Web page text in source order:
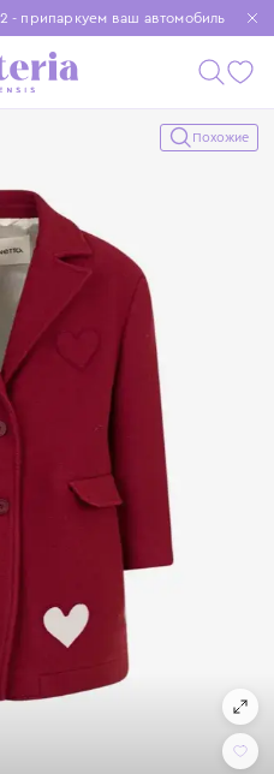
- припаркуем ваш автомобиль
заказе от 15 000 ₽
покупки были еще удобнее
Похожие